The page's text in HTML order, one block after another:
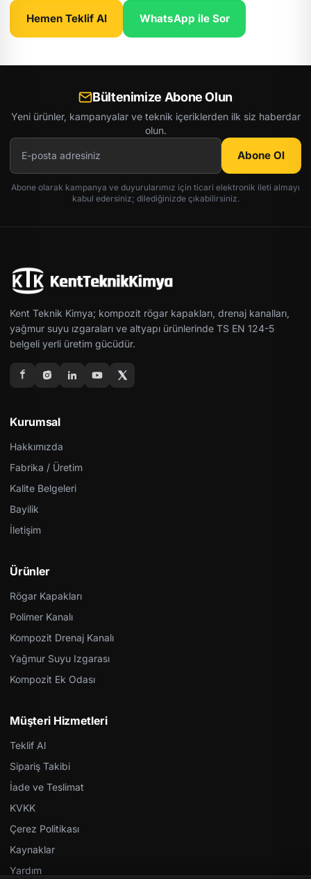
Hemen Teklif Al WhatsApp ile Sor
Bültenimize Abone Olun
Yeni ürünler, kampanyalar ve teknik içeriklerden ilk siz haberdar
olun.
Abone Ol
Abone olarak kampanya ve duyurularımız için ticari elektronik ileti almayı
kabul edersiniz; dilediğinizde çıkabilirsiniz.
Kent Teknik Kimya; kompozit rögar kapakları, drenaj kanalları,
yağmur suyu ızgaraları ve altyapı ürünlerinde TS EN 124-5
belgeli yerli üretim gücüdür.
Kurumsal
Hakkımızda
Fabrika / Üretim
Kalite Belgeleri
Bayilik
İletişim
Ürünler
Rögar Kapakları
Polimer Kanalı
Kompozit Drenaj Kanalı
Yağmur Suyu Izgarası
Kompozit Ek Odası
Müşteri Hizmetleri
Teklif Al
Sipariş Takibi
İade ve Teslimat
KVKK
Çerez Politikası
Kaynaklar
Yardım